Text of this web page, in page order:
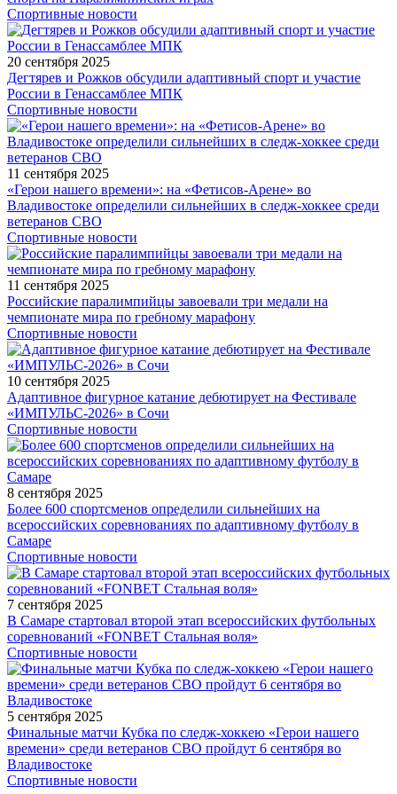
Спортивные новости
20 сентября 2025
Дегтярев и Рожков обсудили адаптивный спорт и участие
России в Генассамблее МПК
Спортивные новости
11 сентября 2025
«Герои нашего времени»: на «Фетисов-Арене» во
Владивостоке определили сильнейших в следж-хоккее среди
ветеранов СВО
Спортивные новости
11 сентября 2025
Российские паралимпийцы завоевали три медали на
чемпионате мира по гребному марафону
Спортивные новости
10 сентября 2025
Адаптивное фигурное катание дебютирует на Фестивале
«ИМПУЛЬС-2026» в Сочи
Спортивные новости
8 сентября 2025
Более 600 спортсменов определили сильнейших на
всероссийских соревнованиях по адаптивному футболу в
Самаре
Спортивные новости
7 сентября 2025
В Самаре стартовал второй этап всероссийских футбольных
соревнований «FONBET Стальная воля»
Спортивные новости
5 сентября 2025
Финальные матчи Кубка по следж-хоккею «Герои нашего
времени» среди ветеранов СВО пройдут 6 сентября во
Владивостоке
Спортивные новости